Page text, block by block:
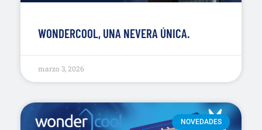
WONDERCOOL, UNA NEVERA ÚNICA.
marzo 3, 2026
NOVEDADES